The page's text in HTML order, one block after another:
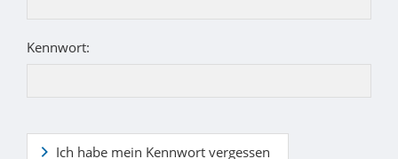
Kennwort:
Ich habe mein Kennwort vergessen